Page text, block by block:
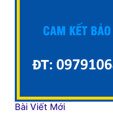
Bài Viết Mới